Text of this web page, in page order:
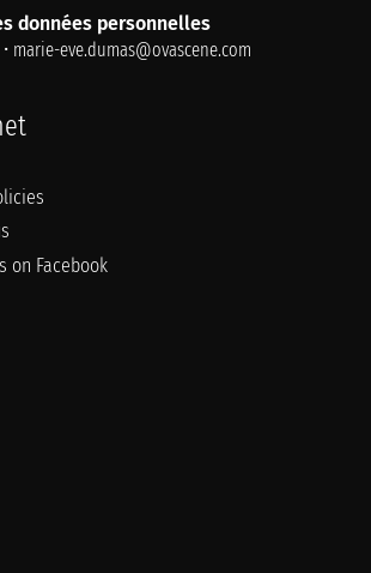
données personnelles
marie-eve.dumas@ovascene.com
on Facebook